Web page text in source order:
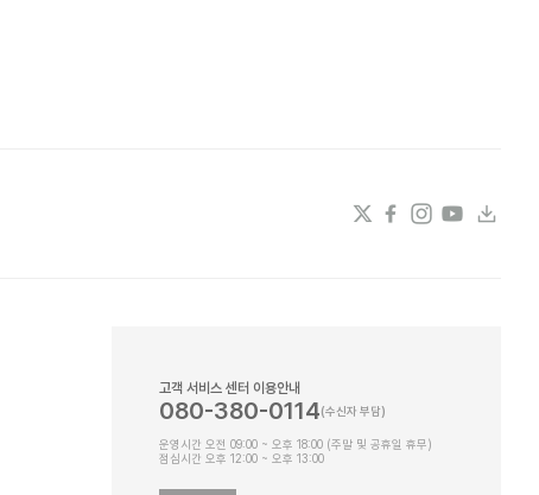
고객 서비스 센터 이용안내
080-380-0114
운영시간 오전 09:00 ~ 오후 18:00 (주말 및 공휴일 휴무)
점심시간 오후 12:00 ~ 오후 13:00